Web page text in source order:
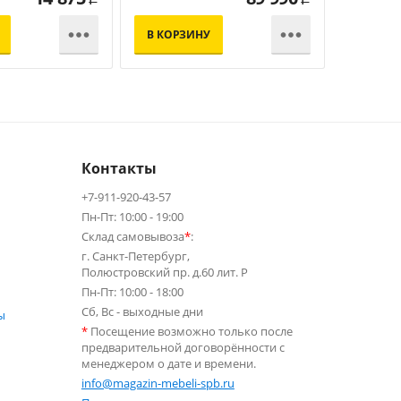
 В КОРЗИНУ 
Контакты
+7-911-920-43-57
Пн-Пт: 10:00 - 19:00
Склад самовывоза*:
г. Санкт-Петербург,
Полюстровский пр. д.60 лит. Р
Пн-Пт: 10:00 - 18:00
Сб, Вс - выходные дни
*Посещение возможно только после
предварительной договорённости с
менеджером о дате и времени.
info@magazin-mebeli-spb.ru